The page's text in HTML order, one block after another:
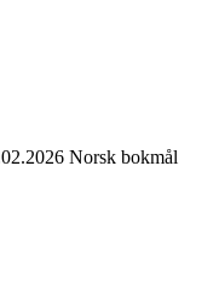
Norsk bokmål